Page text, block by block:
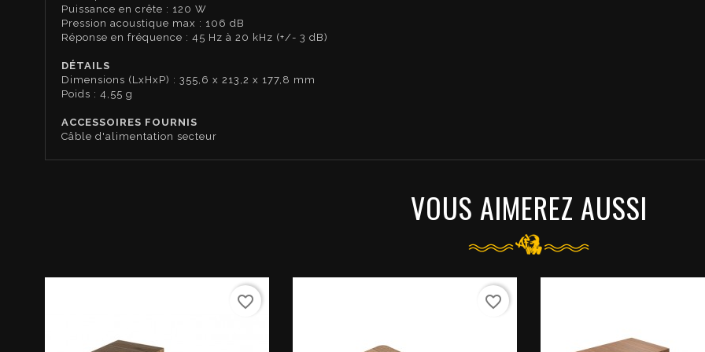
Puissance en crête : 120 W
Pression acoustique max : 106 dB
Réponse en fréquence : 45 Hz à 20 kHz (+/- 3 dB)
DÉTAILS
Dimensions (LxHxP) : 355,6 x 213,2 x 177,8 mm
Poids : 4,55 g
ACCESSOIRES FOURNIS
Câble d'alimentation secteur
VOUS AIMEREZ AUSSI
favorite_border favorite_border